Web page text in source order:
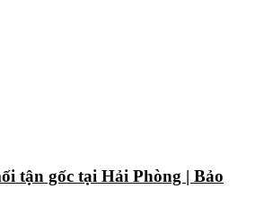
tận gốc tại Hải Phòng | Bảo